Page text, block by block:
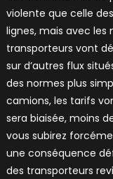
violente que celle
lignes, mais avec les
transporteurs vont
sur d’autres flux
des normes plus
camions, les tarifs
sera biaisée, moins
vous subirez
une conséquence
des transporteurs